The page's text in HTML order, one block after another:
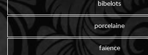
bibelots
porcelaine
faïence